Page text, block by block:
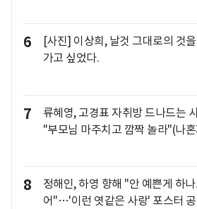
6
[사진] 이상희, 날것 그대로의 것
가고 싶었다.
7
류혜영, 고경표 자취방 드나드는
"부모님 마주치고 깜짝 놀라"(나
8
정해인, 하영 향해 "안 예쁜게 하
어"…'이런 엿같은 사랑' 포스터 공